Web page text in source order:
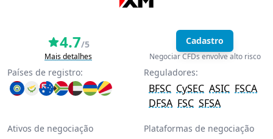
4.7/5
Mais detalhes
Cadastro
Negociar CFDs envolve alto risco
Países de registro: Reguladores:
BFSC CySEC ASIC FSCA
DFSA FSC SFSA
Ativos de negociação
Plataformas de negociação